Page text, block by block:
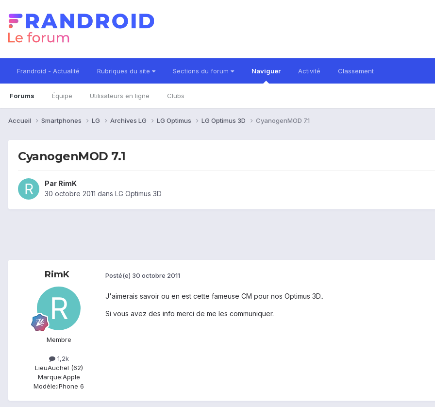
Frandroid - Actualité Rubriques du site Sections du forum Naviguer
Forums Équipe Utilisateurs en ligne Clubs
Activité Classement
Accueil Smartphones LG Archives LG LG Optimus LG Optimus 3D CyanogenMOD 7.1
CyanogenMOD 7.1
Par RimK
30 octobre 2011 dans LG Optimus 3D
RimK
Membre
1,2k
LieuAuchel (62)
Marque:Apple
Modèle:iPhone 6
Posté(e) 30 octobre 2011
J'aimerais savoir ou en est cette fameuse CM pour nos Optimus 3D..
Si vous avez des info merci de me les communiquer.